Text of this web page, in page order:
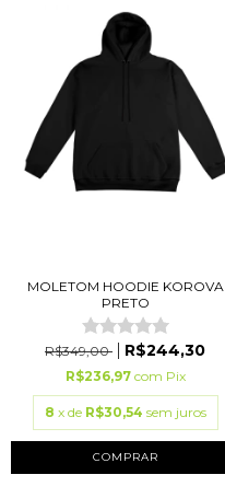
MOLETOM HOODIE KOROVA
PRETO
R$349,00 R$244,30
R$236,97 com Pix
8 x de R$30,54 sem juros
COMPRAR